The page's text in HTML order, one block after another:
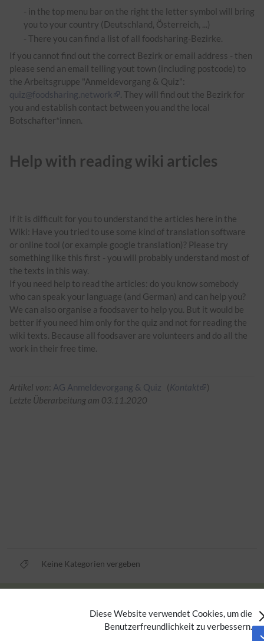
Diese Website verwendet Cookies, um die
Benutzerfreundlichkeit zu verbessern.
- in the top menu bar on the right the letter symbol will bring
you to your country (Deutschland, Österreich, ...)
- There you can find a list of all foodsharing-Bezirke.
If you cannot find out the correct Bezirk or email address - then
please send an email telling yout town (including postcode) to
the Arbeitsgruppe "Anmeldevorgang & Quiz":
quiz@foodsharing.network
. They will find out the Bezirk for
you and establish contact between you and the local
Botschafter*innen.
Help with reading wiki articles
If it is difficult for you to understand the articles here in the
Wiki: Have you tried to use some kind of translation software
or online tool (or example google translation)? Please try
something like this first - you will probably understand most of
the texts in this way.
If you need help to read the articles: do you know somebody
who can speak your language (and German) and can help you?
We can also organise a foodsaver to help you. But it would be
better if you need him only for the quiz and not for reading the
wiki texts. Because all foodsaver are volunteers and do all the
work in their free time.
Artikel von: AG Anmeldevorgang & Quiz (Kontakt
)
Letzte Überarbeitung am 03.11.2020
Keine Kategorien vergeben
Imprint